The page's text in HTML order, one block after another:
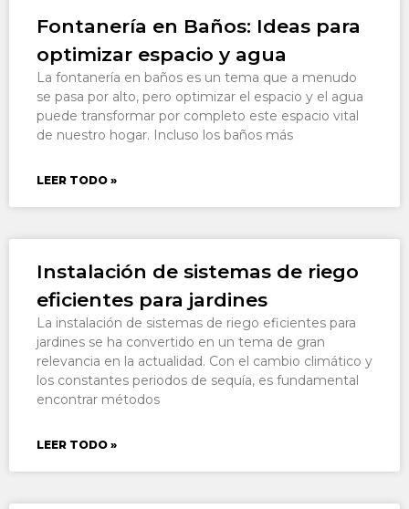
Fontanería en Baños: Ideas para
optimizar espacio y agua
La fontanería en baños es un tema que a menudo
se pasa por alto, pero optimizar el espacio y el agua
puede transformar por completo este espacio vital
de nuestro hogar. Incluso los baños más
LEER TODO »
Instalación de sistemas de riego
eficientes para jardines
La instalación de sistemas de riego eficientes para
jardines se ha convertido en un tema de gran
relevancia en la actualidad. Con el cambio climático y
los constantes periodos de sequía, es fundamental
encontrar métodos
LEER TODO »